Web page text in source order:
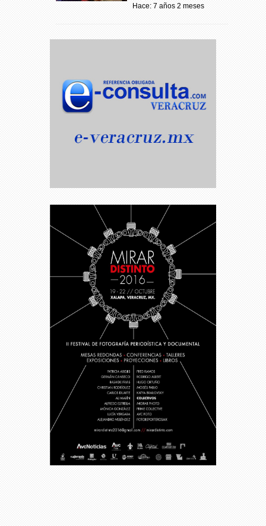
Hace: 7 años 2 meses